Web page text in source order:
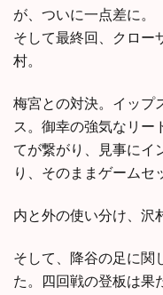
が、ついに一点差に。
そして最終回、クロー
村。
梅宮との対決。イップ
ス。御幸の強気なリー
てが繋がり、見事にイ
り、そのままゲームセ
内と外の使い分け、沢
そして、降谷の足に関
た。四回戦の登板は果